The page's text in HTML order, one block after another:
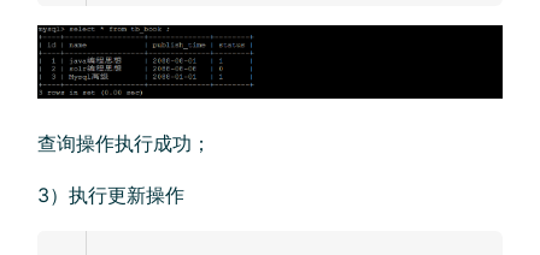
查询操作执行成功；
3）执行更新操作